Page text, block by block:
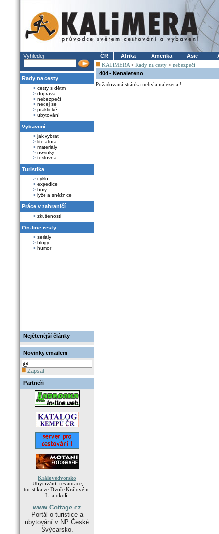
Vyhledej
Rady na cesty
> cesty s dětmi
> doprava
> nebezpečí
> nedej se
> praktické
> ubytování
Vybavení
> jak vybrat
> literatura
> materiály
> novinky
> testovna
Turistika
> cyklo
> expedice
> hory
> lyže a sněžnice
Práce v zahraničí
> zkušenosti
On-line cesty
> seriály
> blogy
> humor
Nejčtenější články
Novinky emailem
Zapsat
Partneři
Královédvorsko
Ubytování, restaurace,
turistika ve Dvoře Králové n.
L. a okolí.
www.Cottage.cz
Portál o turistice a
ubytování v NP České
Švýcarsko.
ČR Afrika Amerika Asie
KALiMERA > Rady na cesty > nebezpečí
404 - Nenalezeno
Požadovaná stránka nebyla nalezena !